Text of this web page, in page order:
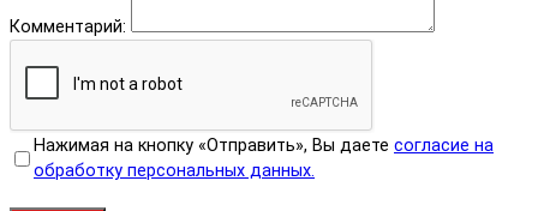
Комментарий:
Нажимая на кнопку «Отправить», Вы даете согласие на
обработку персональных данных.